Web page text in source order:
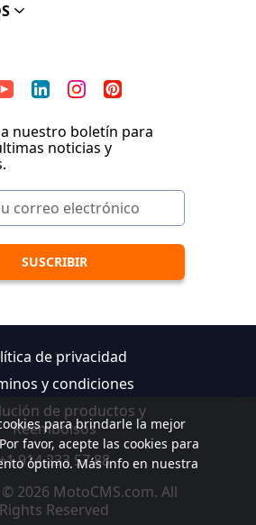
para brindarle la mejor
favor, acepte las cookies para
óptimo. Más info en nuestra
nuestro boletín para
noticias y
de privacidad
y condiciones
de productos y
Reembolsos
914 233 57 88
2026 MotoCMS.com. All
Rights Reserved